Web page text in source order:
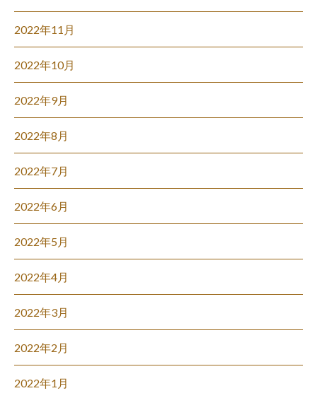
2022年11月
2022年10月
2022年9月
2022年8月
2022年7月
2022年6月
2022年5月
2022年4月
2022年3月
2022年2月
2022年1月